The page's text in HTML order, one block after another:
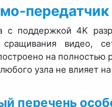
с поддержкой 4K
видео,
на
узла не влияет
перечень